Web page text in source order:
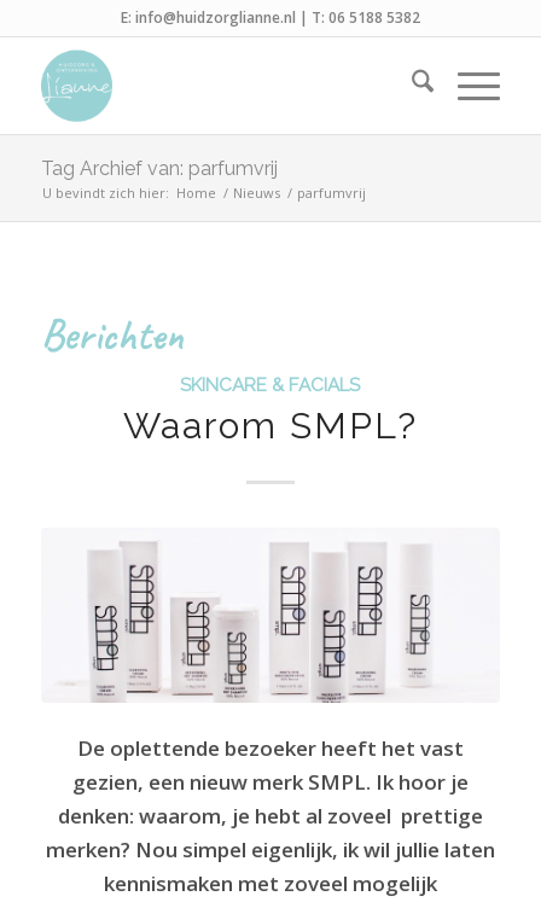
E: info@huidzorglianne.nl | T: 06 5188 5382
Tag Archief van: parfumvrij
U bevindt zich hier: Home / Nieuws / parfumvrij
Berichten
SKINCARE & FACIALS
Waarom SMPL?
De oplettende bezoeker heeft het vast
gezien, een nieuw merk SMPL. Ik hoor je
denken: waarom, je hebt al zoveel prettige
merken? Nou simpel eigenlijk, ik wil jullie laten
kennismaken met zoveel mogelijk